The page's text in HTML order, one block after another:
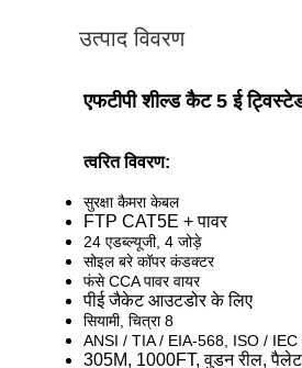
उत्पाद विवरण
एफटीपी शील्ड कैट 5 ई
त्वरित विवरण:
सुरक्षा कैमरा केबल
FTP CAT5E + पावर
24 एडब्ल्यूजी, 4 जोड़े
सोइल बरे कॉपर कंडक्टर
फंसे CCA पावर वायर
पीई जैकेट आउटडोर के लिए
सियामी, चित्रा 8
ANSI / TIA / EIA-568, ISO / IEC
305M, 1000FT, वुडन रील, पैलेट